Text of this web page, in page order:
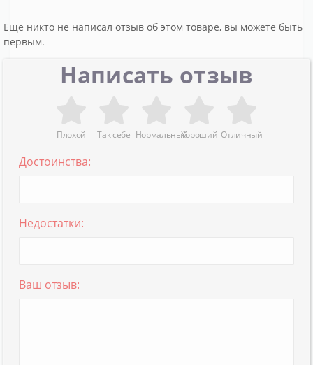
Еще никто не написал отзыв об этом товаре, вы можете быть
первым.
Написать отзыв
Плохой Так себе НормальныйХороший Отличный
Достоинства:
Недостатки:
Ваш отзыв: